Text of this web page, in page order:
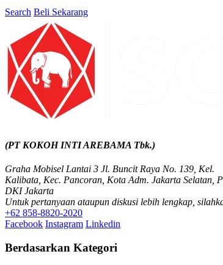
Search Beli Sekarang
(PT KOKOH INTI AREBAMA Tbk.)
Graha Mobisel Lantai 3 Jl. Buncit Raya No. 139, Kel.
Kalibata, Kec. Pancoran, Kota Adm. Jakarta Selatan,
DKI Jakarta
Untuk pertanyaan ataupun diskusi lebih lengkap,
+62 858-8820-2020
Facebook Instagram Linkedin
Berdasarkan Kategori